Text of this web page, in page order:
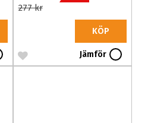
277 kr
KÖP
Jämför